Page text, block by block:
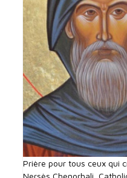
Prière pour tous ceux qui